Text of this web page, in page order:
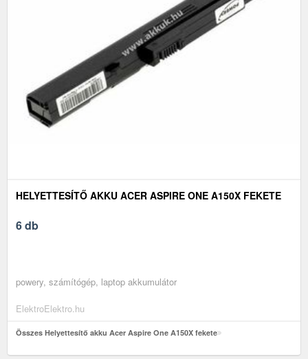
HELYETTESÍTŐ AKKU ACER ASPIRE ONE A150X FEKETE
6 db
powery, számítógép, laptop akkumulátor
ElektroElektro.hu
Összes Helyettesítő akku Acer Aspire One A150X fekete